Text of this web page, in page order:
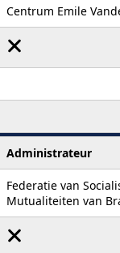
Centrum Emile
Administrateur
Federatie van
Mutualiteiten van